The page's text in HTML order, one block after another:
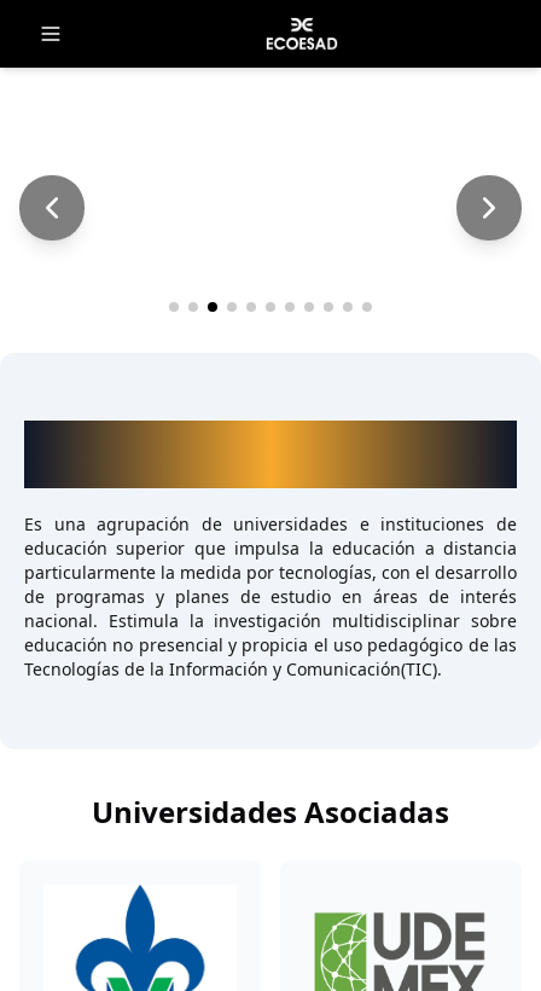
Es una agrupación de universidades e instituciones de
educación superior que impulsa la educación a distancia
particularmente la medida por tecnologías, con el desarrollo
de programas y planes de estudio en áreas de interés
nacional. Estimula la investigación multidisciplinar sobre
educación no presencial y propicia el uso pedagógico de las
Tecnologías de la Información y Comunicación(TIC).
Universidades Asociadas